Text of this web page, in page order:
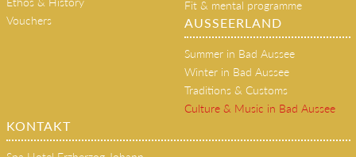
The JOHANN Team
SPA areas
Treatments
AUSSEERLAND
Summer in Bad Aussee
Winter in Bad Aussee